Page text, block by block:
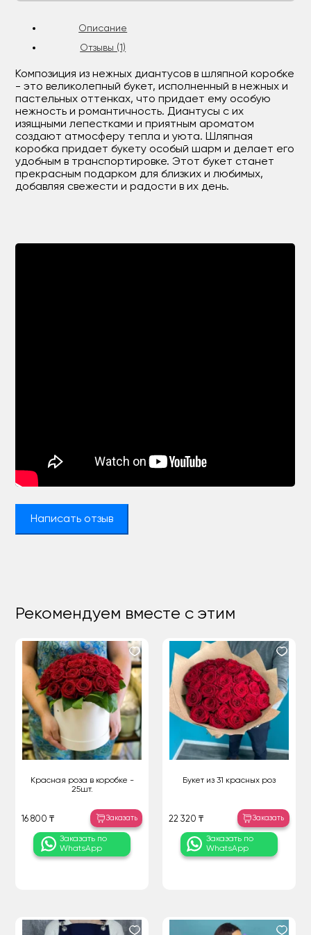
Описание
Отзывы (1)
Композиция из нежных диантусов в шляпной коробке
- это великолепный букет, исполненный в нежных и
пастельных оттенках, что придает ему особую
нежность и романтичность. Диантусы с их
изящными лепестками и приятным ароматом
создают атмосферу тепла и уюта. Шляпная
коробка придает букету особый шарм и делает его
удобным в транспортировке. Этот букет станет
прекрасным подарком для близких и любимых,
добавляя свежести и радости в их день.
Написать отзыв
Рекомендуем вместе с этим
Красная роза в коробке -
25шт.
16 800 ₸ Заказать
Заказать по
WhatsApp
Букет из 31 красных роз
22 320 ₸ Заказать
Заказать по
WhatsApp